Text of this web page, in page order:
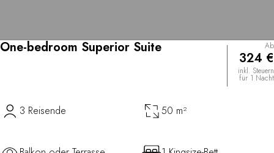
One-bedroom Superior Suite Ab
324 €
inkl. Steuern
für 1 Nacht
3 Reisende 50 m²